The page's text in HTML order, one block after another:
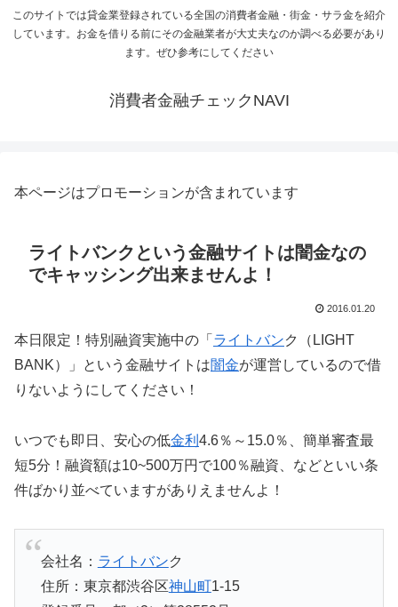
このサイトでは貸金業登録されている全国の消費者金融・街金・サラ金を紹介
しています。お金を借りる前にその金融業者が大丈夫なのか調べる必要があり
ます。ぜひ参考にしてください
消費者金融チェックNAVI
本ページはプロモーションが含まれています
ライトバンクという金融サイトは闇金なの
でキャッシング出来ませんよ！
2016.01.20
本日限定！特別融資実施中の「 ライトバンク（LIGHT
BANK）」という金融サイトは闇金が運営しているので借
りないようにしてください！
いつでも即日、安心の低金利 4.6％～15.0％、簡単審査最
短5分！融資額は10~500万円で100％融資、などといい条
件ばかり並べていますがありえませんよ！
会社名： ライトバンク
住所：東京都渋谷区神山町1-15